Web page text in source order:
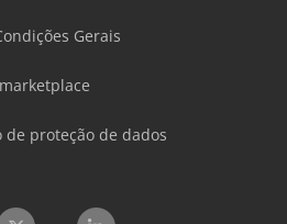
Gerais
de proteção de dados